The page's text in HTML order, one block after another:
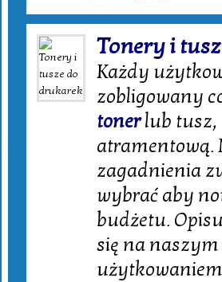
Tonery i
Każdy
zobligowany
tonerlub tusz,
atramentową.
zagadnienia
wybrać aby
budżetu.
się na